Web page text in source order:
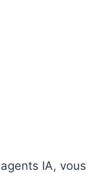
IA, vous